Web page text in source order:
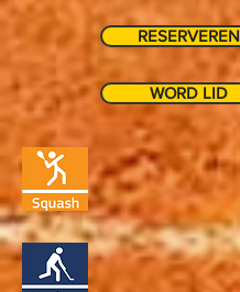
RESERVEREN
WORD LID